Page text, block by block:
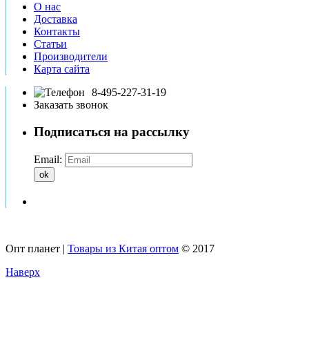
О нас
Доставка
Контакты
Статьи
Производители
Карта сайта
8-495-227-31-19
Заказать звонок
Подписаться на рассылку
Email:
ok
Опт планет | Товары из Китая оптом © 2017
Наверх